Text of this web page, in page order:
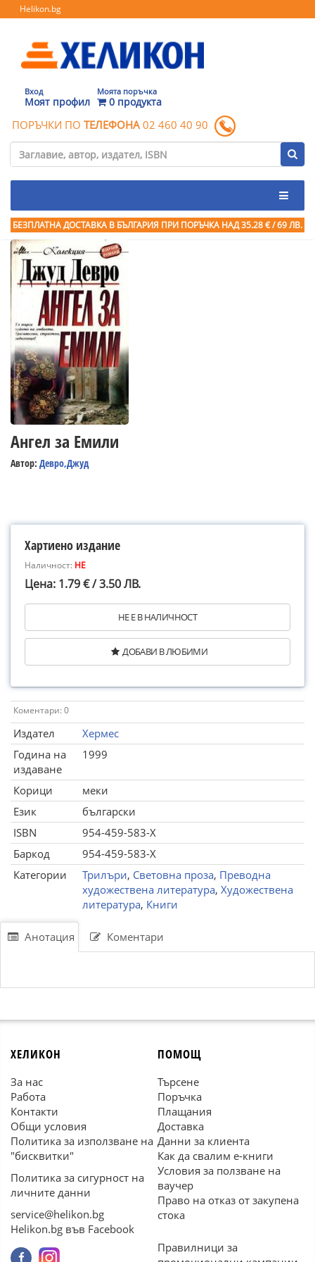
Helikon.bg
Вход
Моят профил
Моята поръчка
0 продукта
ПОРЪЧКИ ПО ТЕЛЕФОНА 02 460 40 90
БЕЗПЛАТНА ДОСТАВКА В БЪЛГАРИЯ ПРИ ПОРЪЧКА НАД 35.28 € / 69 ЛВ.
Ангел за Емили
Автор: Девро,Джуд
Хартиено издание
Наличност: НЕ
Цена: 1.79 € / 3.50 ЛВ.
НЕ Е В НАЛИЧНОСТ
ДОБАВИ В ЛЮБИМИ
Коментари: 0
Издател
Хермес
Година на
издаване
1999
Корици
меки
Език
български
ISBN
954-459-583-X
Баркод
954-459-583-X
Категории
Трилъри, Световна проза, Преводна
художествена литература, Художествена
литература, Книги
Анотация Коментари
ХЕЛИКОН
За нас
Работа
Контакти
Общи условия
Политика за използване на
"бисквитки"
Политика за сигурност на
личните данни
service@helikon.bg
Helikon.bg във Facebook
ПОМОЩ
Търсене
Поръчка
Плащания
Доставка
Данни за клиента
Как да свалим е-книги
Условия за ползване на
ваучер
Право на отказ от закупена
стока
Правилници за